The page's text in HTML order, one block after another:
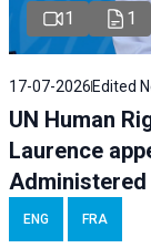
1 1
17-07-2026 Edited
UN Human
Laurence
Administered
ENG FRA